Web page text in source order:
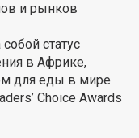
и рынков
статус
в Африке,
для еды в мире
Choice Awards